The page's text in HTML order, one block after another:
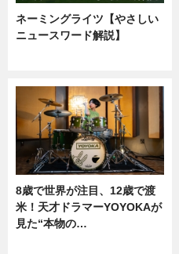
ネーミングライツ【やさしい
ニュースワード解説】
8歳で世界が注目、12歳で渡
米！天才ドラマーYOYOKAが
見た“本物の…